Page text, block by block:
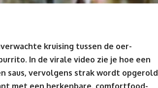
kruising tussen de oer-
In de virale video zie je hoe een
saus, vervolgens strak wordt opgerold